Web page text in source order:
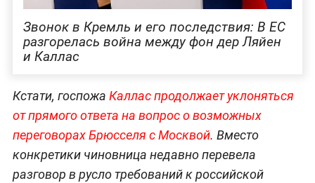
Звонок в Кремль и его последствия: В ЕС
разгорелась война между фон дер Ляйен
и Каллас
Кстати, госпожа Каллас продолжает уклоняться
от прямого ответа на вопрос о возможных
переговорах Брюсселя с Москвой. Вместо
конкретики чиновница недавно перевела
разговор в русло требований к российской